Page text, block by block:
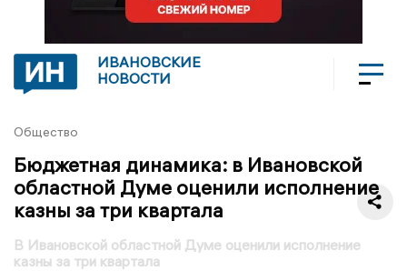
ИВАНОВСКИЕ
НОВОСТИ
Общество
Бюджетная динамика: в Ивановской
областной Думе оценили исполнение
казны за три квартала
В Ивановской областной Думе оценили исполнение
казны за три квартала